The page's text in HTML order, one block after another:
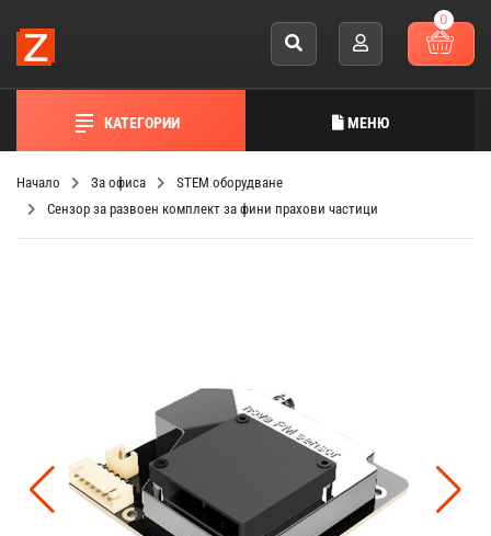
0
КАТЕГОРИИ МЕНЮ
Начало За офиса
STEM оборудване
Сензор за развоен комплект за фини прахови частици